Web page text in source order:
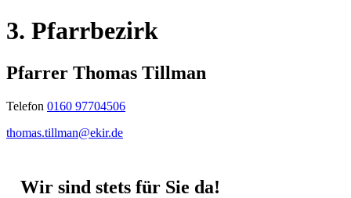
3. Pfarrbezirk
Pfarrer Thomas Tillman
Telefon 0160 97704506
thomas.tillman@ekir.de
Wir sind stets für Sie da!